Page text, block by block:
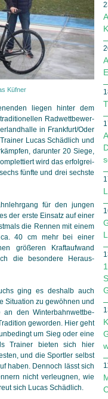
Küfner
liegen hinter dem
Rad­wett­be­wer­
in Frankfurt/Oder
Lucas Schädlich und
darunter 20 Siege,
wird das er­folg­rei­
fünfte und drei sechste
für den jungen
der erste Einsatz auf einer
die Rennen mit einem
40 cm mehr bei einer
größeren Kraftaufwand
die besondere Heraus­
ging es deshalb auch
Situation zu gewöhnen und
an den Winter­bahn­wett­be­
geworden. Hier geht
um Sieg oder eine
Trainer bieten sich hier
und die Sportler selbst
haben. Dennoch lässt sich
nicht verleugnen, wie
sich Lucas Schädlich.